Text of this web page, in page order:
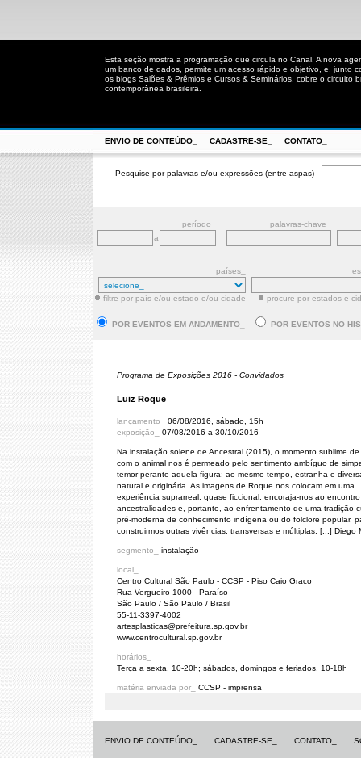
Esta seção mostra a programação que circula no Canal. A nova
um banco de dados, permite um acesso rápido e objetivo, e, junto
os blogs Salões & Prêmios e Cursos & Seminários, cobre o circuito
contemporânea brasileira.
ENVIO DE CONTEÚDO_ CADASTRE-SE_ CONTATO_
Pesquise por palavras e/ou expressões (entre aspas)
período_
palavras-chave_
a
países_
filtre por país e/ou estado e/ou cidade procure por estados e
POR EVENTOS EM ANDAMENTO_ POR EVENTOS NO
Programa de Exposições 2016 - Convidados
Luiz Roque
lançamento_ 06/08/2016, sábado, 15h
exposição_ 07/08/2016 a 30/10/2016
Na instalação solene de Ancestral (2015), o momento sublime
com o animal nos é permeado pelo sentimento ambíguo de
temor perante aquela figura: ao mesmo tempo, estranha e
natural e originária. As imagens de Roque nos colocam em uma
experiência suprarreal, quase ficcional, encoraja-nos ao
ancestralidades e, portanto, ao enfrentamento de uma tradição
pré-moderna de conhecimento indígena ou do folclore popular,
construirmos outras vivências, transversas e múltiplas. [...] Diego
segmento_ instalação
local_
Centro Cultural São Paulo - CCSP - Piso Caio Graco
Rua Vergueiro 1000 - Paraíso
São Paulo / São Paulo / Brasil
55-11-3397-4002
artesplasticas@prefeitura.sp.gov.br
www.centrocultural.sp.gov.br
horários_
Terça a sexta, 10-20h; sábados, domingos e feriados, 10-18h
matéria enviada por_ CCSP - imprensa
ENVIO DE CONTEÚDO_ CADASTRE-SE_ CONTATO_